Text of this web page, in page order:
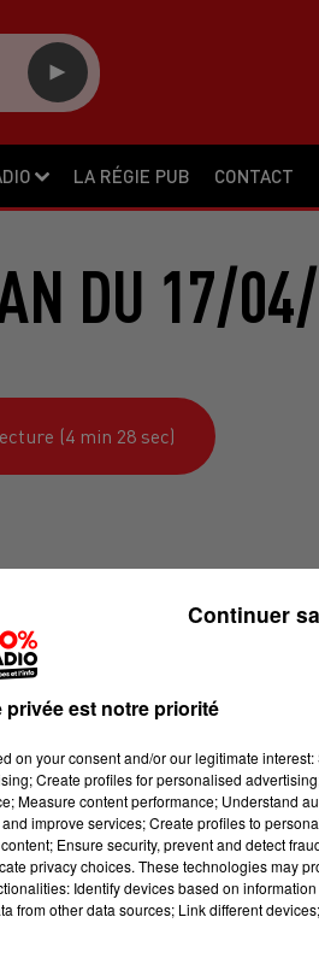
LA RÉGIE PUB CONTACT
DU 17/
(4 min 28 sec)
est notre priorité
on your consent and/or our legitimate interest:
Create profiles for personalised
Measure content performance; Understand
improve services; Create profiles to
Ensure security, prevent and detect
privacy choices. These technologies may
Identify devices based on
from other data sources; Link different
Continuer